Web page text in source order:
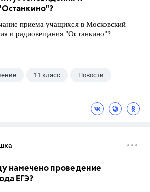
приема учащихся в Московский
и радиовещания "Останкино"?
11 класс Новости
намечено проведение
ЕГЭ?